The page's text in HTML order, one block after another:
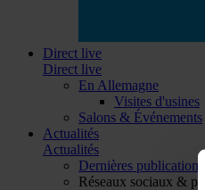
Direct live
Direct live
En Allemagne
Visites d'usines
Salons & Événements
Actualités
Actualités
Dernières publications
Réseaux sociaux &